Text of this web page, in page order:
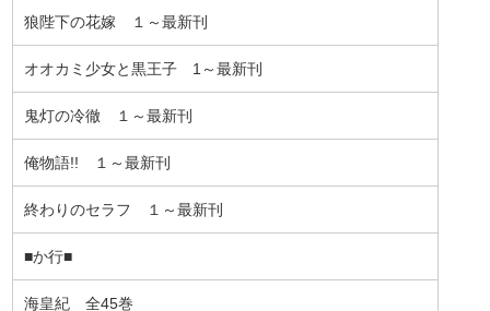
狼陛下の花嫁 １～最新刊
オオカミ少女と黒王子 1～最新刊
鬼灯の冷徹 １～最新刊
俺物語!! １～最新刊
終わりのセラフ １～最新刊
■か行■
海皇紀 全45巻